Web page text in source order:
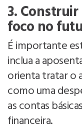
3.
foco no
É importante
inclua a
orienta tratar o
como uma
as contas
financeira.